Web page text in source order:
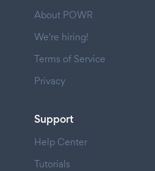
About POWR
We're hiring!
Terms of Service
Privacy
Support
Help Center
Tutorials